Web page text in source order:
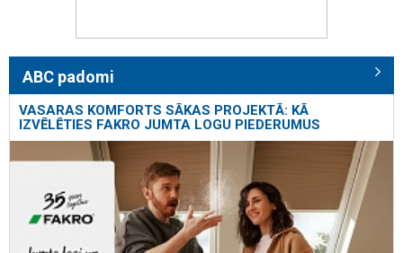
ABC padomi
VASARAS KOMFORTS SĀKAS PROJEKTĀ: KĀ
IZVĒLĒTIES FAKRO JUMTA LOGU PIEDERUMUS